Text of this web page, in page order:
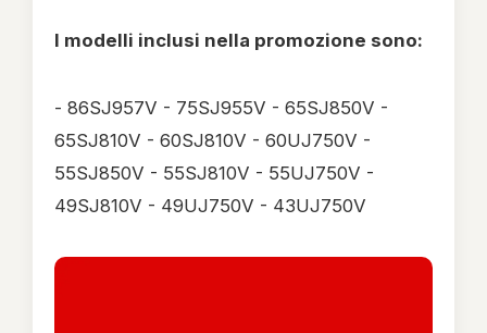
I modelli inclusi nella promozione sono:
- 86SJ957V - 75SJ955V - 65SJ850V -
65SJ810V - 60SJ810V - 60UJ750V -
55SJ850V - 55SJ810V - 55UJ750V -
49SJ810V - 49UJ750V - 43UJ750V